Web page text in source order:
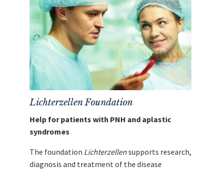
Lichterzellen Foundation
Help for patients with PNH and aplastic
syndromes
The foundation Lichterzellensupports research,
diagnosis and treatment of the disease